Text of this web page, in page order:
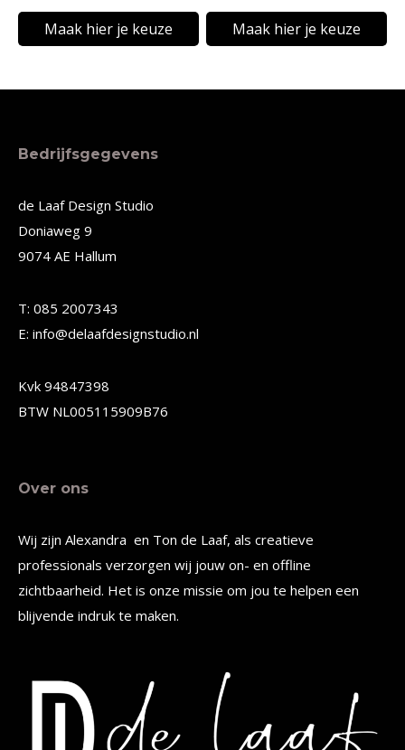
Maak hier je keuze
product
meerdere
Deze
optie
kan
worden
de
productpagina
Maak hier je keuze
product
Bedrijfsgegevens
de Laaf Design Studio
Doniaweg 9
9074 AE Hallum
T: 085 2007343
E: info@delaafdesignstudio.nl
Kvk 94847398
BTW NL005115909B76
Over ons
Wij zijn Alexandra en Ton de Laaf, als creatieve
professionals verzorgen wij jouw on- en offline
zichtbaarheid. Het is onze missie om jou te helpen een
blijvende indruk te maken.